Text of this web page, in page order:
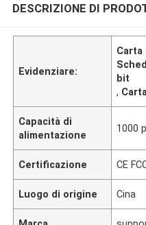
DESCRIZIONE DI
Evidenziare:
Carta
bit
,
Capacità di
alimentazione
1000
Certificazione CE
Luogo di origine Cina